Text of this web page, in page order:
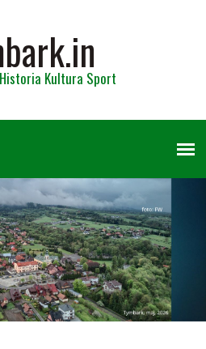
Kultura Sport